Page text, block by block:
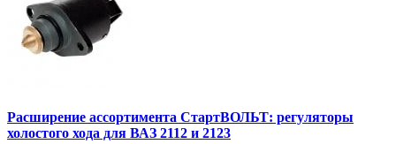
Расширение ассортимента СтартВОЛЬТ: регуляторы
холостого хода для ВАЗ 2112 и 2123